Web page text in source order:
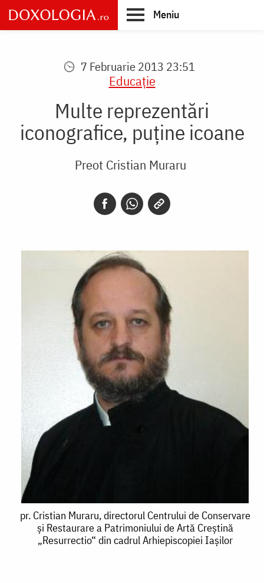
Skip
to
main
Meniu
7 Februarie 2013 23:51
Educaţie
Multe reprezentări
iconografice, puţine icoane
Preot Cristian Muraru
pr.
Cristian
pr. Cristian Muraru, directorul Centrului de Conservare
şi Restaurare a Patrimoniului de Artă Creştină
„Resurrectio“ din cadrul Arhiepiscopiei Iaşilor